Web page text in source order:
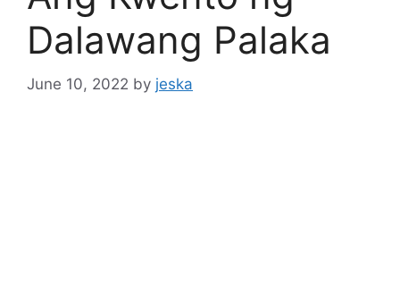
Dalawang Palaka
June 10, 2022 by jeska